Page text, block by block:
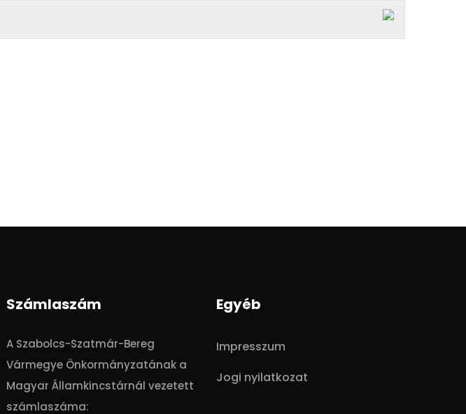
Számlaszám
A Szabolcs-Szatmár-Bereg
Vármegye Önkormányzatának a
Magyar Államkincstárnál vezetett
számlaszáma:
Egyéb
Impresszum
Jogi nyilatkozat